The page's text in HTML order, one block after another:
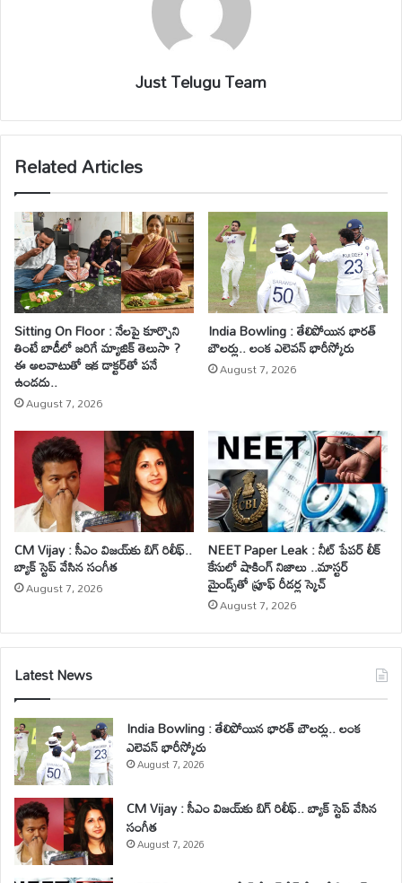
Just Telugu Team
Related Articles
Sitting On Floor : నేలపై కూర్చొని
తింటే బాడీలో జరిగే మ్యాజిక్ తెలుసా ?
ఈ అలవాటుతో ఇక డాక్టర్‌తో పనే
ఉండదు..
August 7, 2026
India Bowling : తేలిపోయిన భారత్
బౌలర్లు.. లంక ఎలెవన్ భారీస్కోరు
August 7, 2026
CM Vijay : సీఎం విజయ్‌కు బిగ్ రిలీఫ్..
బ్యాక్ స్టెప్ వేసిన సంగీత
August 7, 2026
NEET Paper Leak : నీట్ పేపర్ లీక్
కేసులో షాకింగ్ నిజాలు ..మాస్టర్
మైండ్స్‌తో ప్రూఫ్ రీడర్ల స్కెచ్
August 7, 2026
Latest News
India Bowling : తేలిపోయిన భారత్ బౌలర్లు.. లంక
ఎలెవన్ భారీస్కోరు
August 7, 2026
CM Vijay : సీఎం విజయ్‌కు బిగ్ రిలీఫ్.. బ్యాక్ స్టెప్ వేసిన
సంగీత
August 7, 2026